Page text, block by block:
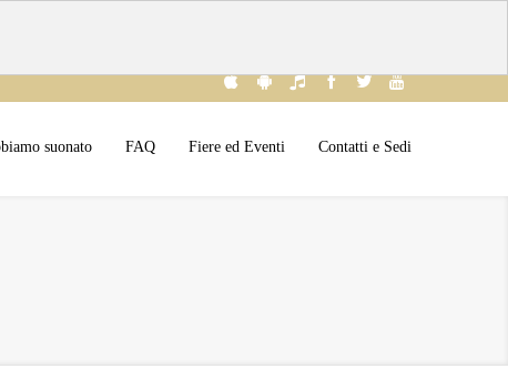
suonato FAQ Fiere ed Eventi Contatti e Sedi